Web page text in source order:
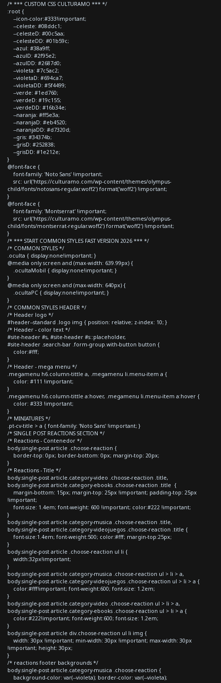
/* *** CUSTOM CSS CULTURAMO *** */
:root {
--icon-color:#333!important;
--celeste: #08ddc1;
--celesteD: #00c5aa;
--celesteDD: #01b59c;
--azul: #38a9ff;
--azulD: #2f95e2;
--azulDD: #2687d0;
--violeta: #7c5ac2;
--violetaD: #694ca7;
--violetaDD: #5f4499;
--verde: #1ed760;
--verdeD: #19c155;
--verdeDD: #16b34e;
--naranja: #ff5e3a;
--naranjaD: #eb4520;
--naranjaDD: #d7320d;
--gris: #34374b;
--grisD: #252838;
--grisDD: #1e212e;
}
@font-face {
font-family: 'Noto Sans' !important;
src: url('https://culturamo.com/wp-content/themes/olympus-
child/fonts/notosans-regular.woff2') format('woff2') !important;
}
@font-face {
font-family: 'Montserrat' !important;
src: url('https://culturamo.com/wp-content/themes/olympus-
child/fonts/montserrat-regular.woff2') format('woff2') !important;
}
/* *** START COMMON STYLES FAST VERSION 2026 *** */
/* COMMON STYLES */
.oculta { display:none!important; }
@media only screen and (max-width: 639.99px) {
.ocultaMobil { display:none!important; }
}
@media only screen and (max-width: 640px) {
.ocultaPC { display:none!important; }
}
/* COMMON STYLES HEADER */
/* Header logo */
#header--standard .logo img { position: relative; z-index: 10; }
/* Header - color text */
#site-header #s, #site-header #s::placeholder,
#site-header .search-bar .form-group.with-button button {
color:#fff;
}
/* Header - mega menu */
.megamenu h6.column-tittle a, .megamenu li.menu-item a {
color: #111 !important;
}
.megamenu h6.column-tittle a:hover, .megamenu li.menu-item a:hover {
color: #333 !important;
}
/* MINIATURES */
.pt-cv-title > a { font-family: 'Noto Sans' !important; }
/* SINGLE POST REACTIONS SECTION */
/* Reactions - Contenedor */
body.single-post article .choose-reaction {
border-top: 0px; border-bottom: 0px; margin-top: 20px;
}
/* Reactions - Title */
body.single-post article.category-video .choose-reaction .title,
body.single-post article.category-ebooks .choose-reaction .title {
margin-bottom: 15px; margin-top: 25px !important; padding-top: 25px
!important;
font-size: 1.4em; font-weight: 600 !important; color:#222 !important;
}
body.single-post article.category-musica .choose-reaction .title,
body.single-post article.category-videojuegos .choose-reaction .title {
font-size:1.4em; font-weight:500; color:#fff; margin-top:25px;
}
body.single-post article .choose-reaction ul li {
width:32px!important;
}
body.single-post article.category-musica .choose-reaction ul > li > a,
body.single-post article.category-videojuegos .choose-reaction ul > li > a {
color:#fff!important; font-weight:600; font-size: 1.2em;
}
body.single-post article.category-video .choose-reaction ul > li > a,
body.single-post article.category-ebooks .choose-reaction ul > li > a {
color:#222!important; font-weight:600; font-size: 1.2em;
}
body.single-post article div.choose-reaction ul li img {
width: 30px !important; min-width: 30px !important; max-width: 30px
!important; height: 30px;
}
/* reactions footer backgrounds */
body.single-post article.category-musica .choose-reaction {
background-color: var(--violeta); border-color: var(--violeta);